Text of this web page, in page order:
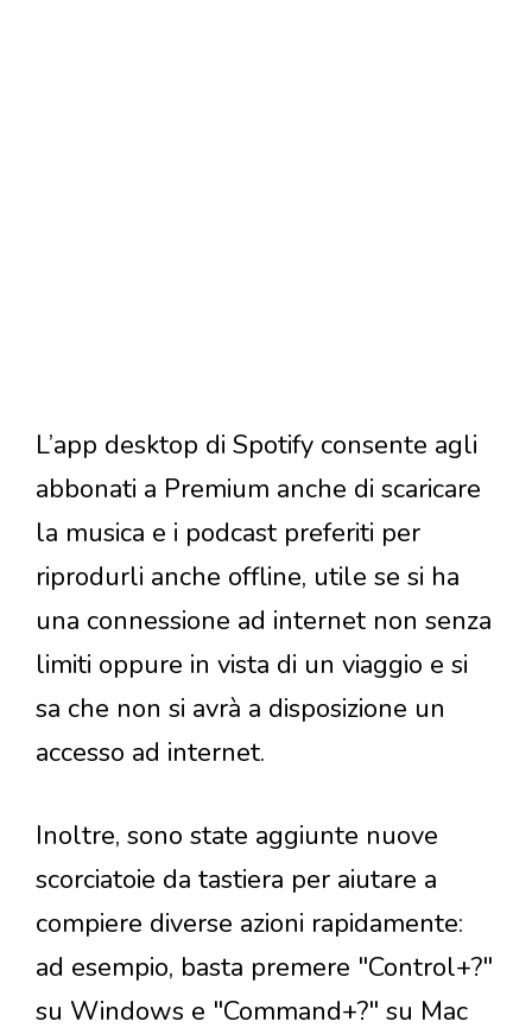
L’app desktop di Spotify consente agli
abbonati a Premium anche di scaricare
la musica e i podcast preferiti per
riprodurli anche offline, utile se si ha
una connessione ad internet non senza
limiti oppure in vista di un viaggio e si
sa che non si avrà a disposizione un
accesso ad internet.
Inoltre, sono state aggiunte nuove
scorciatoie da tastiera per aiutare a
compiere diverse azioni rapidamente:
ad esempio, basta premere "Control+?"
su Windows e "Command+?" su Mac